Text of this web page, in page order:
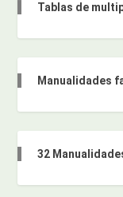
Tablas de
Manualidades
32